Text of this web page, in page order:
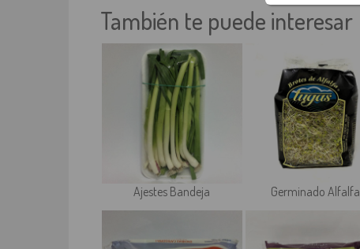
También te puede interesar
Ajestes Bandeja Germinado Alfalfa